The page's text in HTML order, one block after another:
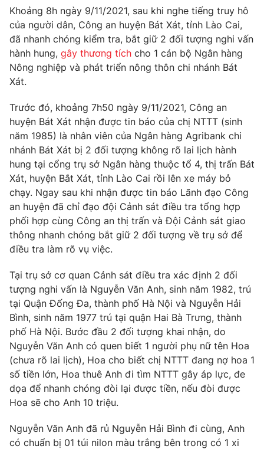
Câu chuyện quốc tế
Tài chính
Thị trường
Góc doanh nghiệp
Dữ liệu và đời sống
Truyền hình
Phim VTV
Nhân vật
Khán giả
Giải sao mai
Giải trí
Điện ảnh
Âm nhạc
Sao
Đời sống
Du lịch
Làm đẹp
Chất lượng cuộc sống
Giáo dục
Tuyển sinh
Học trực tuyến
Công nghệ
Hitech Công nghệ tương lai
Sản phẩm
Tư vấn
Giao lưu trực tuyến
Lịch phát sóng
Chuyên mục khác
Emagazine Podcast
Photo Infographic
Video Shorts video
VTV Money VTV Thể thao
Khoảng 8h ngày 9/11/2021, sau khi nghe tiếng truy hô
của người dân, Công an huyện Bát Xát, tỉnh Lào Cai,
đã nhanh chóng kiểm tra, bắt giữ 2 đối tượng nghi vấn
hành hung, gây thương tích cho 1 cán bộ Ngân hàng
Nông nghiệp và phát triển nông thôn chi nhánh Bát
Xát.
Trước đó, khoảng 7h50 ngày 9/11/2021, Công an
huyện Bát Xát nhận được tin báo của chị NTTT (sinh
năm 1985) là nhân viên của Ngân hàng Agribank chi
nhánh Bát Xát bị 2 đối tượng không rõ lai lịch hành
hung tại cổng trụ sở Ngân hàng thuộc tổ 4, thị trấn Bát
Xát, huyện Bắt Xát, tỉnh Lào Cai rồi lên xe máy bỏ
chạy. Ngay sau khi nhận được tin báo Lãnh đạo Công
an huyện đã chỉ đạo đội Cảnh sát điều tra tổng hợp
phối hợp cùng Công an thị trấn và Đội Cảnh sát giao
thông nhanh chóng bắt giữ 2 đối tượng về trụ sở để
điều tra làm rõ vụ việc.
Tại trụ sở cơ quan Cảnh sát điều tra xác định 2 đối
tượng nghi vấn là Nguyễn Văn Anh, sinh năm 1982, trú
tại Quận Đống Đa, thành phố Hà Nội và Nguyễn Hải
Bình, sinh năm 1977 trú tại quận Hai Bà Trưng, thành
phố Hà Nội. Bước đầu 2 đối tượng khai nhận, do
Nguyễn Văn Anh có quen biết 1 người phụ nữ tên Hoa
(chưa rõ lai lịch), Hoa cho biết chị NTTT đang nợ hoa 1
số tiền lớn, Hoa thuê Anh đi tìm NTTT gây áp lực, đe
dọa để nhanh chóng đòi lại được tiền, nếu đòi được
Hoa sẽ cho Anh 10 triệu.
Nguyễn Văn Anh đã rủ Nguyễn Hải Bình đi cùng, Anh
có chuẩn bị 01 túi nilon màu trắng bên trong có 1 xi